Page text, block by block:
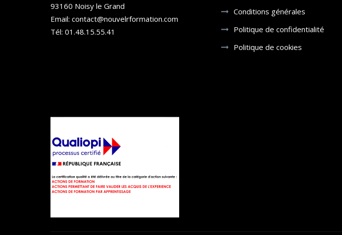
93160 Noisy le Grand
Email: contact@nouvelrformation.com
Tél: 01.48.15.55.41
Conditions générales
Politique de confidentialité
Politique de cookies